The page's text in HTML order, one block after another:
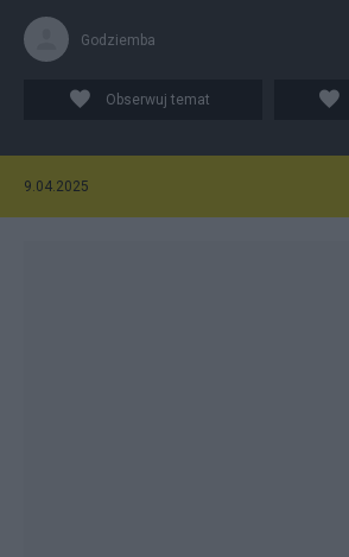
Godziemba
Obserwuj temat
9.04.2025